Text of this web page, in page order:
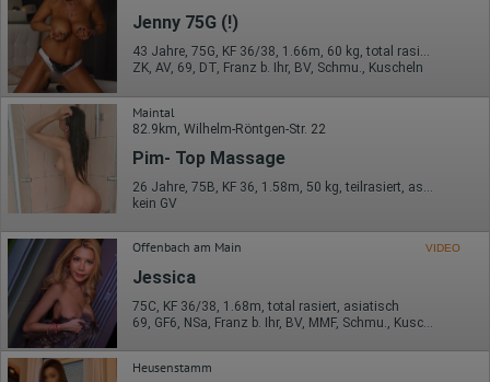
Herausgeber:
Google Ireland Limited
Erhobene Daten:
Die erzeugten Informationen über die Benutzung unserer
Webseiten sowie die von dem Browser übermittelte IP-Adresse
werden übertragen und gespeichert. Dabei können aus den
verarbeiteten Daten pseudonyme Nutzungsprofile der Nutzer
erstellt werden. Diese Informationen wird Google gegebenenfalls
auch an Dritte übertragen, sofern dies gesetzlich
vorgeschrieben wird oder, soweit Dritte diese Daten im Auftrag
Google innerhalb von Mitgliedstaaten der Europäischen Union
oder in anderen Vertragsstaaten des Abkommens über den
Europäischen Wirtschaftsraum gekürzt, dies bedeutet, dass alle
Daten anonym erhoben werden. Nur in Ausnahmefällen wird die
volle IP-Adresse an einen Server von Google in den USA
übertragen und dort gekürzt. Die von dem Browser des Nutzers
übermittelte IP-Adresse wird nicht mit anderen Daten von Google
zusammengeführt.
Jenny 75G (!)
43 Jahre, 75G, KF 36/38, 1.66m, 60 kg, total rasiert, deutsch
ZK, AV, 69, DT, Franz b. Ihr, BV, Schmu., Kuscheln
Maintal
82.9km, Wilhelm-Röntgen-Str. 22
Pim- Top Massage
kein GV
Offenbach am Main VIDEO
Jessica
75C, KF 36/38, 1.68m, total rasiert, asiatisch
69, GF6, NSa, Franz b. Ihr, BV, MMF, Schmu., Kuscheln
Heusenstamm